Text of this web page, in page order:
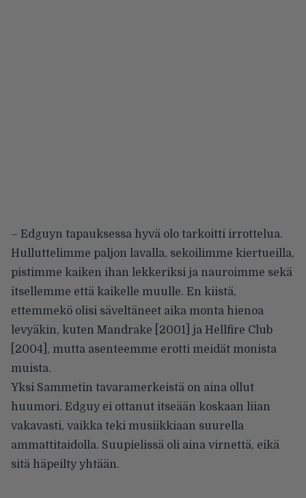
– Edguyn tapauksessa hyvä olo tarkoitti irrottelua.
Hulluttelimme paljon lavalla, sekoilimme kiertueilla,
pistimme kaiken ihan lekkeriksi ja nauroimme sekä
itsellemme että kaikelle muulle. En kiistä,
ettemmekö olisi säveltäneet aika monta hienoa
levyäkin, kuten Mandrake [2001] ja Hellfire Club
[2004], mutta asenteemme erotti meidät monista
muista.
Yksi Sammetin tavaramerkeistä on aina ollut
huumori. Edguy ei ottanut itseään koskaan liian
vakavasti, vaikka teki musiikkiaan suurella
ammattitaidolla. Suupielissä oli aina virnettä, eikä
sitä häpeilty yhtään.